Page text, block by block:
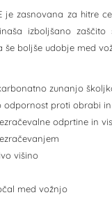
je zasnovana za
izboljšano
še boljše udobje med
zunanjo
odpornost proti obrabi
odprtine in
višino
med vožnjo